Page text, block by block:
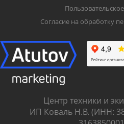
Согласие на обработку
Центр техники и
ИП Коваль Н.В. (ИНН: